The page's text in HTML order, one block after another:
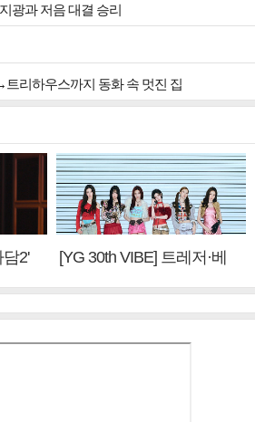
광과 저음 대결 승리
리하우스까지 동화 속 멋진 집
2'
[YG 30th VIBE] 트레저·베